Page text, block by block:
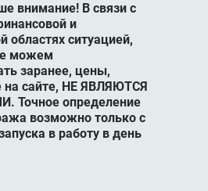
внимание! В связи с
и
областях ситуацией,
можем
заранее, цены,
сайте, НЕ ЯВЛЯЮТСЯ
Точное определение
возможно только с
в работу в день